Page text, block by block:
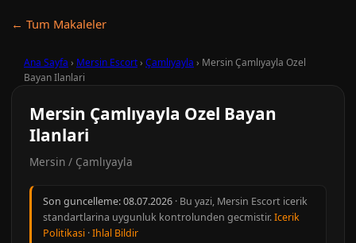
← Tum Makaleler
Ana Sayfa › Mersin Escort› Çamlıyayla › Mersin Çamlıyayla Ozel
Bayan Ilanlari
Mersin Çamlıyayla Ozel Bayan
Ilanlari
Mersin / Çamlıyayla
Son guncelleme:08.07.2026 · Bu yazi, Mersin Escort icerik
standartlarina uygunluk kontrolunden gecmistir.Icerik
Politikasi ·Ihlal Bildir